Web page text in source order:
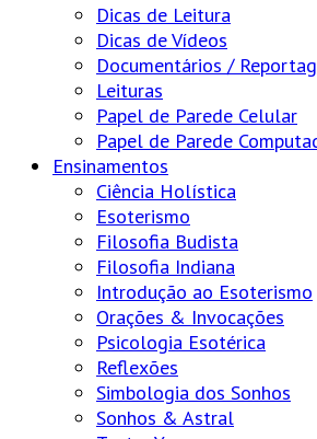
Dicas de Leitura
Dicas de Vídeos
Documentários /
Leituras
Papel de Parede Celular
Papel de Parede
Ensinamentos
Ciência Holística
Esoterismo
Filosofia Budista
Filosofia Indiana
Introdução ao Esoterismo
Orações & Invocações
Psicologia Esotérica
Reflexões
Simbologia dos Sonhos
Sonhos & Astral